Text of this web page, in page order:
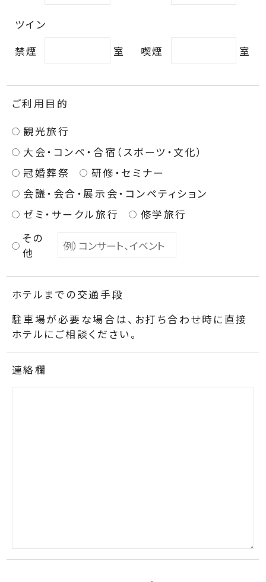
ツイン
禁煙
室 喫煙 室
ご利用目的
観光旅行
大会・コンペ・合宿（スポーツ・文化）
冠婚葬祭
研修・セミナー
会議・会合・展示会・コンペティション
ゼミ・サークル旅行
修学旅行
その
他
ホテルまでの交通手段
駐車場が必要な場合は、お打ち合わせ時に直接
ホテルにご相談ください。
連絡欄